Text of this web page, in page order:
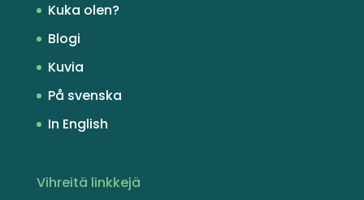
Kuka olen?
Blogi
Kuvia
På svenska
In English
Vihreitä linkkejä